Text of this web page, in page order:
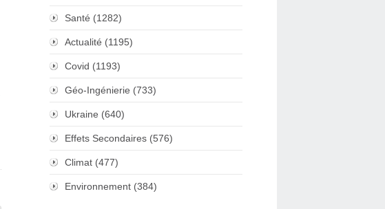
Santé (1282)
Actualité (1195)
Covid (1193)
Géo-Ingénierie (733)
Ukraine (640)
Effets Secondaires (576)
Climat (477)
Environnement (384)